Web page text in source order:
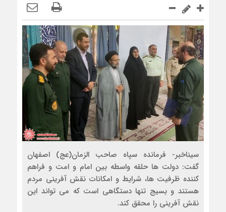
سیناخبر- فرمانده سپاه صاحب الزمان(عج) اصفهان
گفت: دولت ها حلقه واسطه بین امام و امت و فراهم
کننده ظرفیت ها، شرایط و امکانات نقش آفرینی مردم
هستند و بسیج تنها دستگاهی است که می تواند این
نقش آفرینی را محقق کند.